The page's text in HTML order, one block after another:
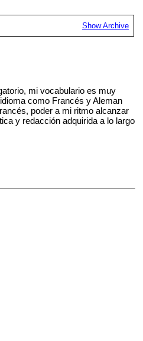
Show Archive
mi vocabulario es muy
como Francés y Aleman
poder a mi ritmo alcanzar
y redacción adquirida a lo largo